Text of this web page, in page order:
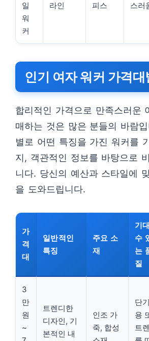
일
워
커
라인
피스
스러
인기 여자 워커 가격대
합리적인 가격으로 만족스러운
매하는 것은 많은 분들의 바람
별로 어떤 특징을 가진 워커를
지, 객관적인 정보를 바탕으로
니다. 당신의 예산과 스타일에
을 도와드립니다.
가
격
대
일반적인
특징
주요 소
재
기
수
는
질
3
만
원
~
트렌디한
디자인, 기
본적인 내
인조 가
죽, 합성
단
용
트